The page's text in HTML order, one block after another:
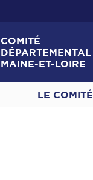
COMITÉ
DÉPARTEMENTAL
MAINE-ET-LOIRE
LE COMITÉ